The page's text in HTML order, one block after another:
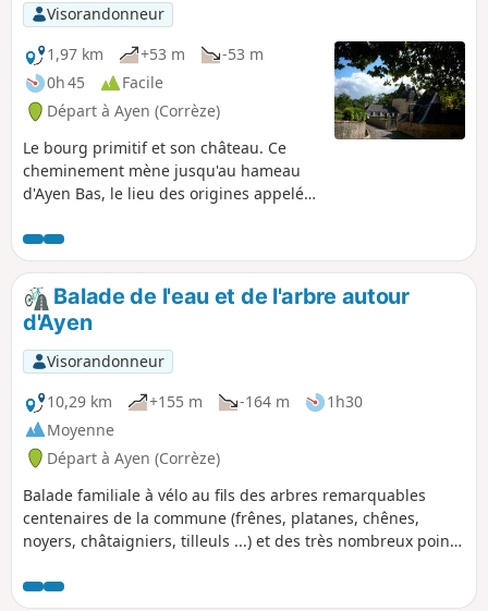
Visorandonneur
1,97 km
+53 m
-53 m
0h 45
Facile
Départ à Ayen (Corrèze)
Le bourg primitif et son château. Ce
cheminement mène jusqu'au hameau
d'Ayen Bas, le lieu des origines appelé
Témoins de ce riche passé : le château
de la Chabroulie et l'hôtel noble de
Razat. Imaginez également remonter la
nef de l'église romane, démolie à la fin
du XIXème, dont les enjeux, les
modillons et les peintures de la porte
principale ont été intégrés lors de la
construction de l'actuelle église d'Ayen.
Balade de l'eau et de l'arbre autour
d'Ayen
Visorandonneur
10,29 km
+155 m -164 m
1h30
Moyenne
Départ à Ayen (Corrèze)
Balade familiale à vélo au fils des arbres remarquables
centenaires de la commune (frênes, platanes, chênes,
noyers, châtaigniers, tilleuls ...) et des très nombreux points
de votre parcours.